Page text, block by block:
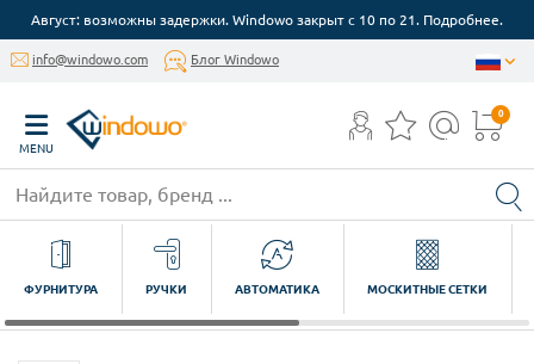
Август: возможны задержки. Windowo закрыт с 10 по 21. Подробнее.
info@windowo.com Блог Windowo
MENU
0
ФУРНИТУРА РУЧКИ АВТОМАТИКА МОСКИТНЫЕ СЕТКИ